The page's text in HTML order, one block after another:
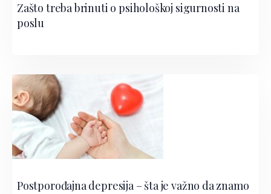
Zašto treba brinuti o psihološkoj sigurnosti na
poslu
Postporođajna depresija – šta je važno da znamo